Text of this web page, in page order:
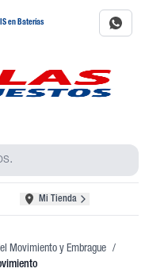
en Baterías
Mi Tienda
Movimiento y Embrague /